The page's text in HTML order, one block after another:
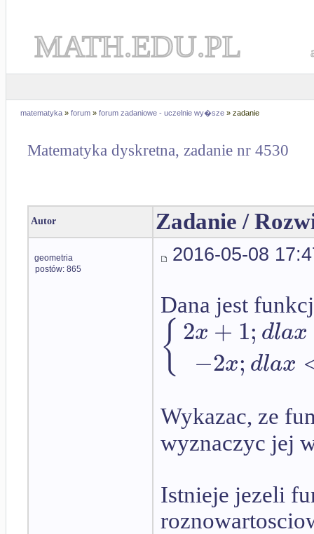
MATH.EDU.PL
matematyka » forum » forum zadaniowe - uczelnie wy�sze » zadanie
Matematyka dyskretna, zadanie nr 4530
Autor Zadanie /
geometria
postów: 865
2016-05-08
Dana jest
{ 2x + 1; dlax
−2x; dlax
Wykazac, ze
wyznaczyc jej
Istnieje jezeli